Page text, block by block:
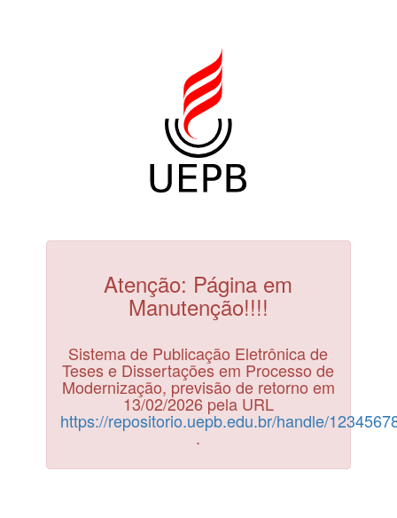
Atenção: Página em
Manutenção!!!!
Sistema de Publicação Eletrônica de
Teses e Dissertações em Processo de
Modernização, previsão de retorno em
13/02/2026 pela URL
https://repositorio.uepb.edu.br/handle/
.